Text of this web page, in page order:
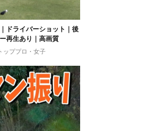
ドライバーショット｜後
再生あり｜高画質
ッププロ・女子